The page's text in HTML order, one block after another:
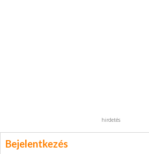
hirdetés
Bejelentkezés